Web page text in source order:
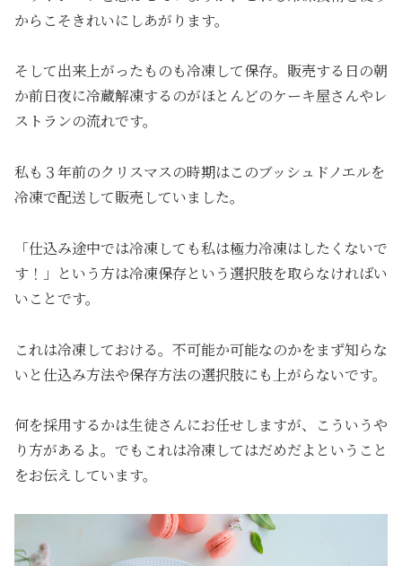
からこそきれいにしあがります。
そして出来上がったものも冷凍して保存。販売する日の朝
か前日夜に冷蔵解凍するのがほとんどのケーキ屋さんやレ
ストランの流れです。
私も３年前のクリスマスの時期はこのブッシュドノエルを
冷凍で配送して販売していました。
「仕込み途中では冷凍しても私は極力冷凍はしたくないで
す！」という方は冷凍保存という選択肢を取らなければい
いことです。
これは冷凍しておける。不可能か可能なのかをまず知らな
いと仕込み方法や保存方法の選択肢にも上がらないです。
何を採用するかは生徒さんにお任せしますが、こういうや
り方があるよ。でもこれは冷凍してはだめだよということ
をお伝えしています。